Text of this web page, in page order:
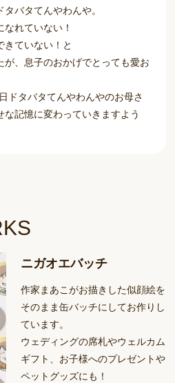
バタてんやわんや。
れていない！
きていない！と
が、息子のおかげでとっても愛お
ドタバタてんやわんやのお母さ
な記憶に変わっていきますよう
ニガオエバッチ
作家まあこがお描きした似顔絵を
そのまま缶バッチにしてお作りし
ています。
ウェディングの席札やウェルカム
ギフト、お子様へのプレゼントや
ペットグッズにも！